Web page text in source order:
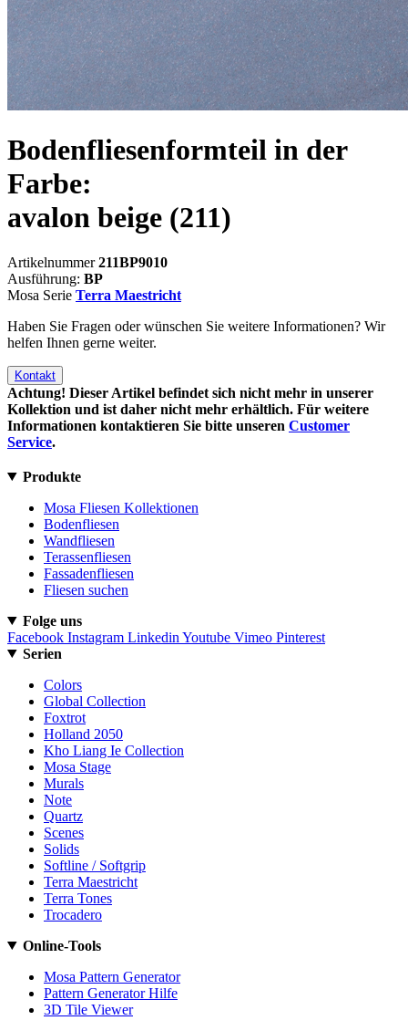
Bodenfliesenformteil in der
Farbe:
avalon beige (211)
Artikelnummer211BP9010
Ausführung: BP
Mosa Serie Terra Maestricht
Haben Sie Fragen oder wünschen Sie weitere Informationen? Wir
helfen Ihnen gerne weiter.
Kontakt
Achtung! Dieser Artikel befindet sich nicht mehr in unserer
Kollektion und ist daher nicht mehr erhältlich. Für weitere
Informationen kontaktieren Sie bitte unseren Customer
Service.
Produkte
Mosa Fliesen Kollektionen
Bodenfliesen
Wandfliesen
Terassenfliesen
Fassadenfliesen
Fliesen suchen
Folge uns
Facebook Instagram Linkedin Youtube Vimeo Pinterest
Serien
Colors
Global Collection
Foxtrot
Holland 2050
Kho Liang Ie Collection
Mosa Stage
Murals
Note
Quartz
Scenes
Solids
Softline / Softgrip
Terra Maestricht
Terra Tones
Trocadero
Online-Tools
Mosa Pattern Generator
Pattern Generator Hilfe
3D Tile Viewer